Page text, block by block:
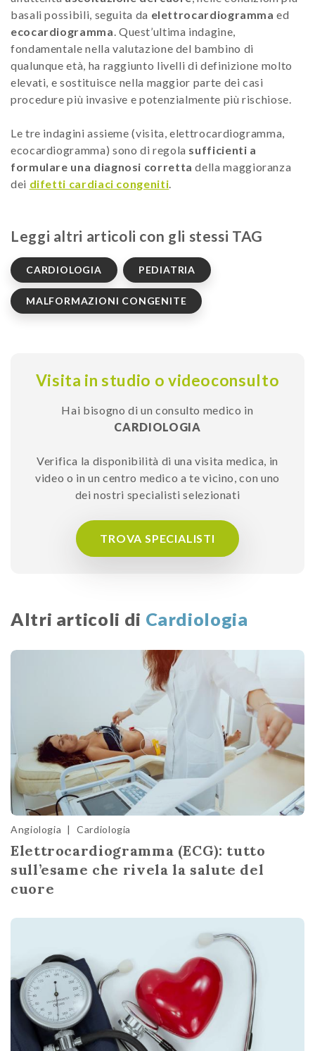
basali possibili, seguita da elettrocardiogramma ed
ecocardiogramma. Quest’ultima indagine,
fondamentale nella valutazione del bambino di
qualunque età, ha raggiunto livelli di definizione molto
elevati, e sostituisce nella maggior parte dei casi
procedure più invasive e potenzialmente più rischiose.
Le tre indagini assieme (visita, elettrocardiogramma,
ecocardiogramma) sono di regola sufficienti a
formulare una diagnosi corretta della maggioranza
dei difetti cardiaci congeniti.
Leggi altri articoli con gli stessi TAG
CARDIOLOGIA PEDIATRIA
MALFORMAZIONI CONGENITE
Visita in studio o videoconsulto
Hai bisogno di un consulto medico in
CARDIOLOGIA
Verifica la disponibilità di una visita medica, in
video o in un centro medico a te vicino, con uno
dei nostri specialisti selezionati
TROVA SPECIALISTI
Altri articoli di Cardiologia
Angiologia | Cardiologia
Elettrocardiogramma (ECG): tutto
sull’esame che rivela la salute del
cuore